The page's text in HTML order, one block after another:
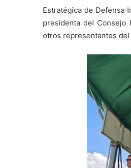
Estratégica de Defensa
presidenta del Consejo
otros representantes